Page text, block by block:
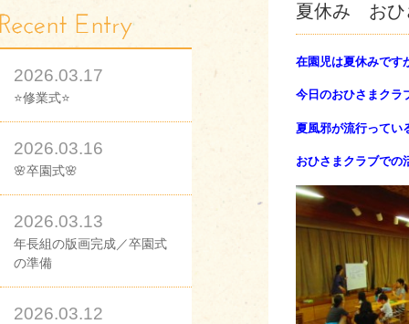
2026.03.17
⭐修業式⭐
2026.03.16
🌸卒園式🌸
2026.03.13
年長組の版画完成／卒園式
の準備
2026.03.12
夏休み おひ
在園児は夏休みです
今日のおひさまクラ
夏風邪が流行ってい
おひさまクラブでの